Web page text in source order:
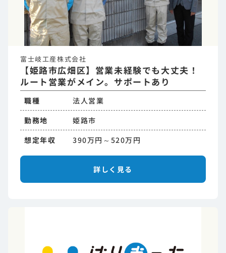
富士岐工産株式会社
【姫路市広畑区】営業未経験でも大丈夫！
ルート営業がメイン。サポートあり
職種
法人営業
勤務地
姫路市
想定年収
390万円～520万円
詳しく見る